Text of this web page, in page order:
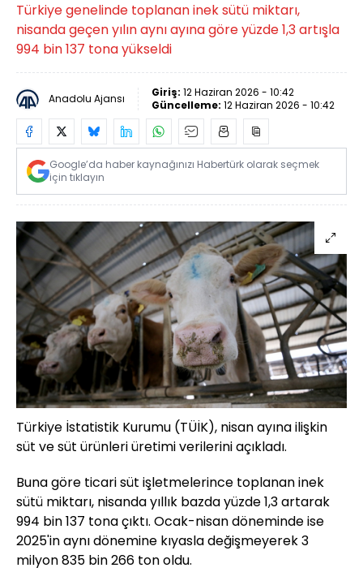
Türkiye genelinde toplanan inek sütü miktarı,
nisanda geçen yılın aynı ayına göre yüzde 1,3 artışla
994 bin 137 tona yükseldi
Anadolu Ajansı Giriş: 12 Haziran 2026 - 10:42
Güncelleme: 12 Haziran 2026 - 10:42
Google’da haber kaynağınızı Habertürk olarak seçmek
için tıklayın
Türkiye İstatistik Kurumu (TÜİK), nisan ayına ilişkin
süt ve süt ürünleri üretimi verilerini açıkladı.
Buna göre ticari süt işletmelerince toplanan inek
sütü miktarı, nisanda yıllık bazda yüzde 1,3 artarak
994 bin 137 tona çıktı. Ocak-nisan döneminde ise
2025'in aynı dönemine kıyasla değişmeyerek 3
milyon 835 bin 266 ton oldu.